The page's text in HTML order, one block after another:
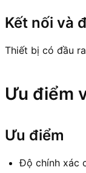
Kết nối và
Thiết bị có đầu
Ưu điểm
Ưu điểm
Độ chính xác